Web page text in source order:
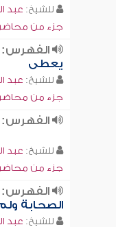
للشيخ: عبد
جزء من محاضرة
يعطى
للشيخ: عبد
جزء من محاضرة
للشيخ: عبد
جزء من محاضرة
الصحابة
للشيخ: عبد